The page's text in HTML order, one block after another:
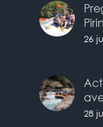
26
28